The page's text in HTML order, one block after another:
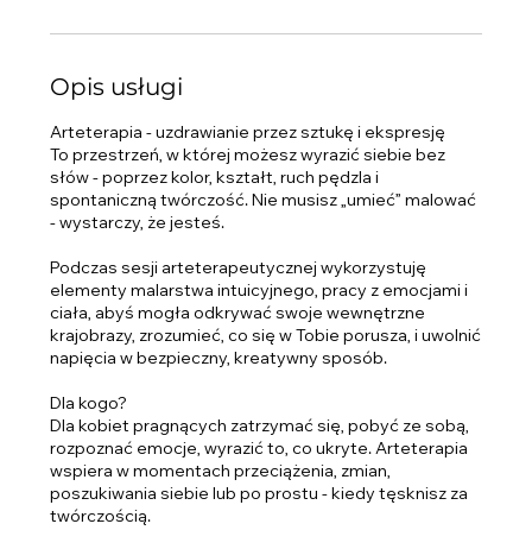
Opis usługi
Arteterapia - uzdrawianie przez sztukę i ekspresję
To przestrzeń, w której możesz wyrazić siebie bez
słów - poprzez kolor, kształt, ruch pędzla i
spontaniczną twórczość. Nie musisz „umieć” malować
- wystarczy, że jesteś.
Podczas sesji arteterapeutycznej wykorzystuję
elementy malarstwa intuicyjnego, pracy z emocjami i
ciała, abyś mogła odkrywać swoje wewnętrzne
krajobrazy, zrozumieć, co się w Tobie porusza, i uwolnić
napięcia w bezpieczny, kreatywny sposób.
Dla kogo?
Dla kobiet pragnących zatrzymać się, pobyć ze sobą,
rozpoznać emocje, wyrazić to, co ukryte. Arteterapia
wspiera w momentach przeciążenia, zmian,
poszukiwania siebie lub po prostu - kiedy tęsknisz za
twórczością.